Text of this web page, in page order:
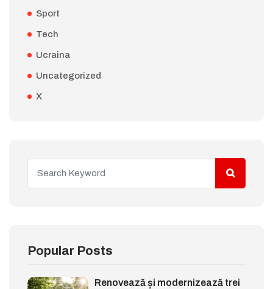
Sport
Tech
Ucraina
Uncategorized
X
Popular Posts
Renovează și modernizează trei